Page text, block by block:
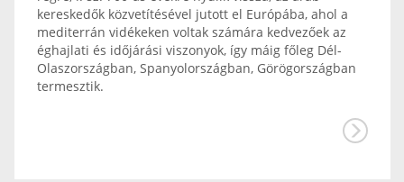
kereskedők közvetítésével jutott el Európába, ahol a
mediterrán vidékeken voltak számára kedvezőek az
éghajlati és időjárási viszonyok, így máig főleg Dél-
Olaszországban, Spanyolországban, Görögországban
termesztik.